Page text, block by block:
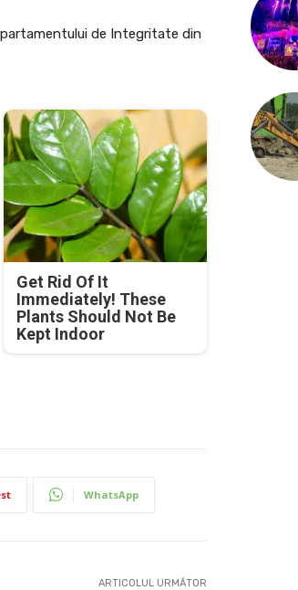
de Integritate din
Get Rid Of It
Immediately! These
Plants Should Not Be
Kept Indoor
WhatsApp
ARTICOLUL URMĂTOR